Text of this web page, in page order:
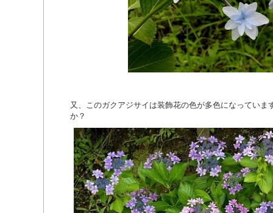
又、このガクアジサイは装飾花の色が多色になっていま
か